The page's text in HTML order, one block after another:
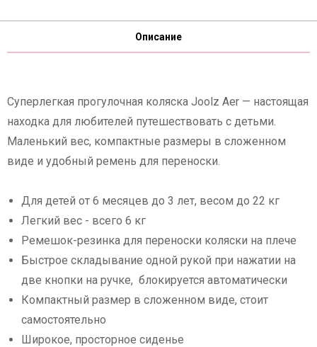
Описание
Суперлегкая прогулочная коляска Joolz Aer — настоящая
находка для любителей путешествовать с детьми.
Маленький вес, компактные размеры в сложенном
виде и удобный ремень для переноски.
Для детей от 6 месяцев до 3 лет, весом до 22 кг
Легкий вес - всего 6 кг
Ремешок-резинка для переноски коляски на плече
Быстрое складывание одной рукой при нажатии на
две кнопки на ручке, блокируется автоматически
Компактный размер в сложенном виде, стоит
самостоятельно
Широкое, просторное сиденье